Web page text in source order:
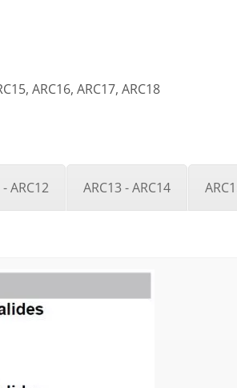
ARC16, ARC17, ARC18
ARC12 ARC13 - ARC14